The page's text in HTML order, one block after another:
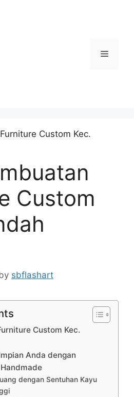
Menu
Custom
sbflashart
Custom Kec.
Anda dengan
dengan Sentuhan Kayu